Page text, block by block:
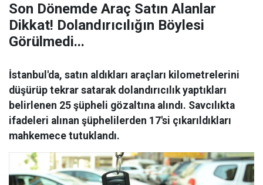
Son Dönemde Araç Satın Alanlar
Dikkat! Dolandırıcılığın Böylesi
Görülmedi...
İstanbul'da, satın aldıkları araçları kilometrelerini
düşürüp tekrar satarak dolandırıcılık yaptıkları
belirlenen 25 şüpheli gözaltına alındı. Savcılıkta
ifadeleri alınan şüphelilerden 17'si çıkarıldıkları
mahkemece tutuklandı.